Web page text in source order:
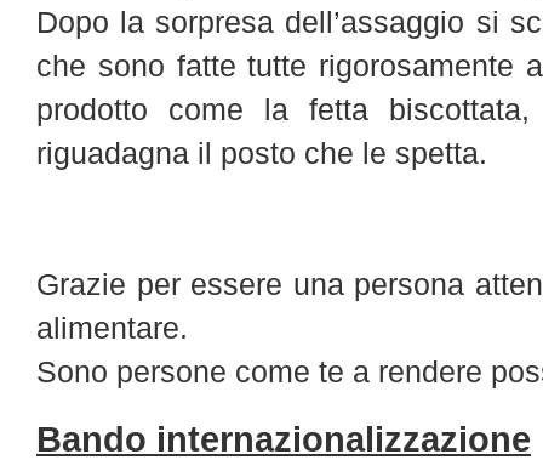
Dopo la sorpresa dell’assaggio si
che sono fatte tutte rigorosamente
prodotto come la fetta
riguadagna il posto che le spetta.
Grazie per essere una persona
alimentare.
Sono persone come te a rendere
Bando internazionalizzazione